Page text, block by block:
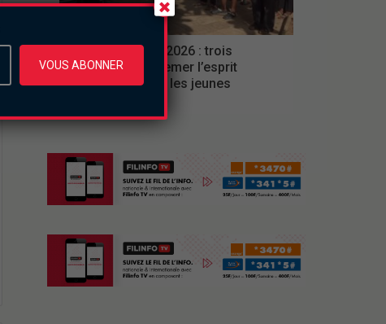
Ferien Akademie 2026 : trois
semaines pour semer l’esprit
d’entreprise chez les jeunes
VOUS ABONNER